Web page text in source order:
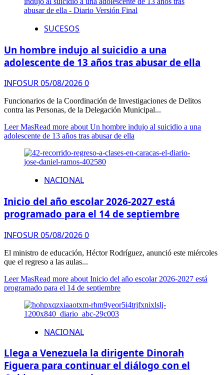
SUCESOS
Un hombre indujo al suicidio a una
adolescente de 13 años tras abusar de ella
INFOSUR05/08/20260
Funcionarios de la Coordinación de Investigaciones de Delitos
contra las Personas, de la Delegación Municipal...
Leer MasRead more about Un hombre indujo al suicidio a una
adolescente de 13 años tras abusar de ella
NACIONAL
Inicio del año escolar 2026-2027 está
programado para el 14 de septiembre
INFOSUR05/08/20260
El ministro de educación, Héctor Rodríguez, anunció este miércoles
que el regreso a las aulas...
Leer MasRead more about Inicio del año escolar 2026-2027 está
programado para el 14 de septiembre
NACIONAL
Llega a Venezuela la dirigente Dinorah
Figuera para continuar el diálogo con el